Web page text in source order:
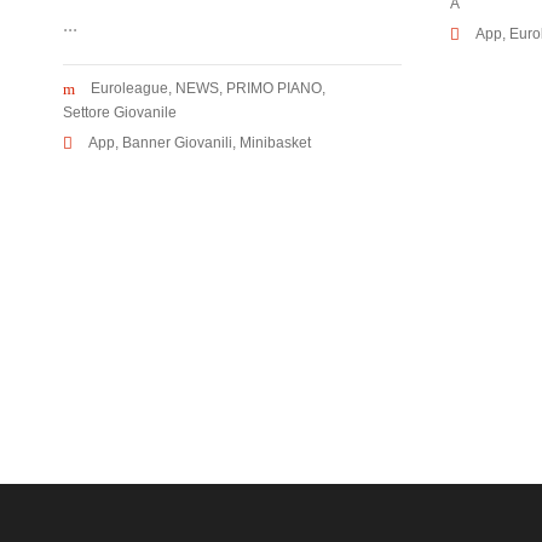
...
Euroleague NEWS PRIMO PIANO
Settore Giovanile
App Banner Giovanili Minibasket
App